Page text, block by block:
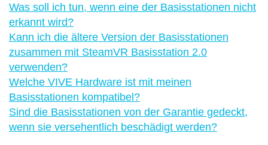
Was soll ich tun, wenn eine der Basisstationen nicht
erkannt wird?
Kann ich die ältere Version der Basisstationen
zusammen mit SteamVR Basisstation 2.0
verwenden?
Welche VIVE Hardware ist mit meinen
Basisstationen kompatibel?
Sind die Basisstationen von der Garantie gedeckt,
wenn sie versehentlich beschädigt werden?